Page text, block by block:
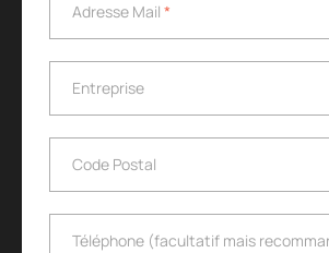
Adresse Mail *
Entreprise
Code Postal
Téléphone (facultatif mais
Téléphone (facultatif mais